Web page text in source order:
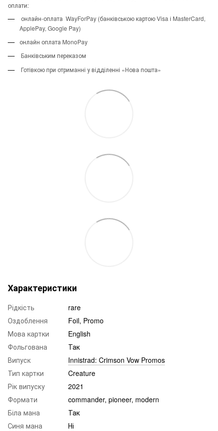
оплати:
онлайн-оплата WayForPay (банківською картою Visa і MasterCard,
ApplePay, Google Pay)
онлайн оплата MonoPay
Банківським переказом
Готівкою при отриманні у відділенні «Нова пошта»
Характеристики
Рідкість
rare
Оздоблення
Foil, Promo
Мова картки
English
Фольгована
Так
Випуск
Innistrad: Crimson Vow Promos
Тип картки
Creature
Рік випуску
2021
Формати
commander, pioneer, modern
Біла мана
Так
Синя мана
Ні